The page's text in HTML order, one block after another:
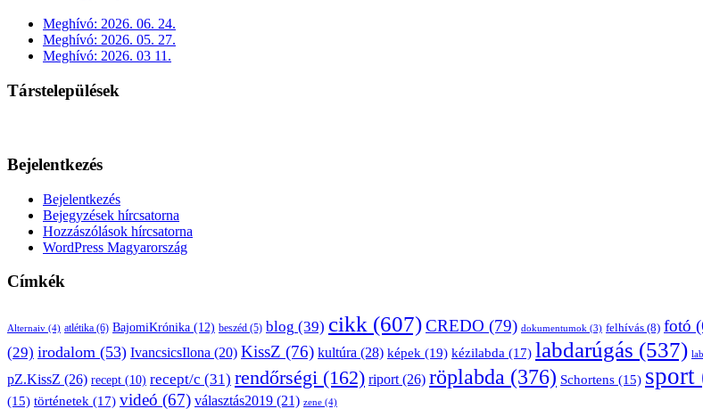
Meghívó: 2026. 06. 24.
Meghívó: 2026. 05. 27.
Meghívó: 2026. 03 11.
Társtelepülések
Bejelentkezés
Bejelentkezés
Bejegyzések hírcsatorna
Hozzászólások hírcsatorna
WordPress Magyarország
Címkék
Alternaiv (4) atlétika (6) BajomiKrónika (12) beszéd (5) blog (39) cikk (607)CREDO (79) dokumentumok (3) felhívás (8) fotó
(29) irodalom (53) IvancsicsIlona (20) KissZ (76) kultúra (28) képek (19) kézilabda (17) labdarúgás (537)
pZ.KissZ (26) recept (10) recept/c (31) rendőrségi (162) riport(26) röplabda (376) Schortens (15) sport
(15) történetek (17) videó (67) választás2019 (21) zene (4)